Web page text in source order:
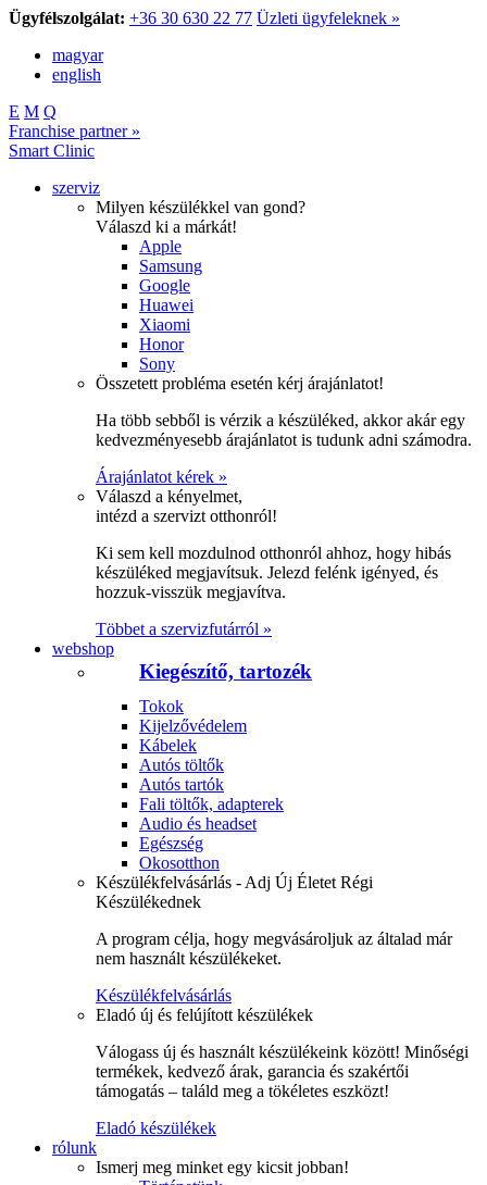
Ügyfélszolgálat: +36 30 630 22 77 Üzleti ügyfeleknek »
magyar
english
E M Q
Franchise partner »
Smart Clinic
szerviz
Milyen készülékkel van gond?
Válaszd ki a márkát!
Apple
Samsung
Google
Huawei
Xiaomi
Honor
Sony
Összetett probléma esetén kérj árajánlatot!
Ha több sebből is vérzik a készüléked, akkor akár egy
kedvezményesebb árajánlatot is tudunk adni számodra.
Árajánlatot kérek »
Válaszd a kényelmet,
intézd a szervizt otthonról!
Ki sem kell mozdulnod otthonról ahhoz, hogy hibás
készüléked megjavítsuk. Jelezd felénk igényed, és
hozzuk-visszük megjavítva.
Többet a szervizfutárról »
webshop
Kiegészítő, tartozék
Tokok
Kijelzővédelem
Kábelek
Autós töltők
Autós tartók
Fali töltők, adapterek
Audio és headset
Egészség
Okosotthon
Készülékfelvásárlás - Adj Új Életet Régi
Készülékednek
A program célja, hogy megvásároljuk az általad már
nem használt készülékeket.
Készülékfelvásárlás
Eladó új és felújított készülékek
Válogass új és használt készülékeink között! Minőségi
termékek, kedvező árak, garancia és szakértői
támogatás – találd meg a tökéletes eszközt!
Eladó készülékek
rólunk
Ismerj meg minket egy kicsit jobban!